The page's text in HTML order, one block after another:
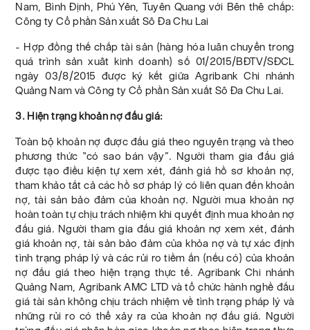
Nam, Bình Định, Phú Yên, Tuyên Quang với Bên thê chấp:
Công ty Cổ phần Sản xuất Sô Đa Chu Lai
- Hợp đồng thế chấp tài sản (hàng hóa luân chuyển trong
quá trình sản xuât kinh doanh) số 01/2015/BĐTV/SĐCL
ngày 03/8/2015 được ký kết giữa Agribank Chi nhánh
Quảng Nam và Công ty Cổ phần Sản xuất Sô Đa Chu Lai.
3. Hiện trạng khoản nợ đấu giá:
Toàn bộ khoản nợ được đấu giá theo nguyên trạng và theo
phương thức “có sao bán vậy”. Người tham gia đấu giá
được tạo điều kiện tự xem xét, đánh giá hồ sơ khoản nợ,
tham khảo tất cả các hồ sơ pháp lý có liên quan đến khoản
nợ, tài sản bảo đảm của khoản nợ. Người mua khoản nợ
hoàn toàn tự chịu trách nhiệm khi quyết định mua khoản nợ
đấu giá. Người tham gia đấu giá khoản nợ xem xét, đánh
giá khoản nợ, tài sản bảo đảm của khỏa nợ và tự xác định
tình trạng pháp lý và các rủi ro tiềm ấn (nếu có) của khoản
nợ đấu giá theo hiện trạng thực tế. Agribank Chi nhánh
Quảng Nam, Agribank AMC LTD và tổ chức hành nghề đấu
giá tài sản không chịu trách nhiệm về tình trạng pháp lý và
những rủi ro có thể xảy ra của khoản nợ đấu giá. Người